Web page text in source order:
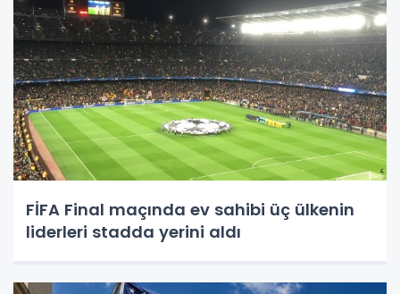
FİFA Final maçında ev sahibi üç ülkenin
liderleri stadda yerini aldı